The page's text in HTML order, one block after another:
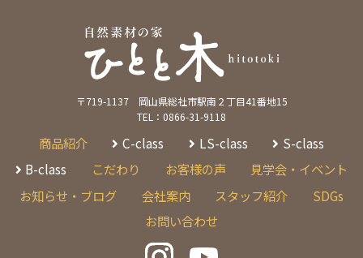
〒719-1137 岡山県総社市駅南２丁目41番地15
TEL：0866-31-9118
商品紹介 C-class LS-class
S-class
B-class
こだわり お客様の声
見学会・イベント
お知らせ・ブログ
会社案内 スタッフ紹介
SDGs
お問い合わせ